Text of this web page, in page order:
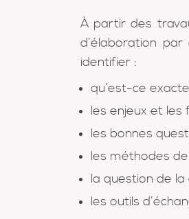
À partir des
d’élaboration
identifier :
qu’est-ce
les enjeux et les
les bonnes
les méthodes
la question de
les outils